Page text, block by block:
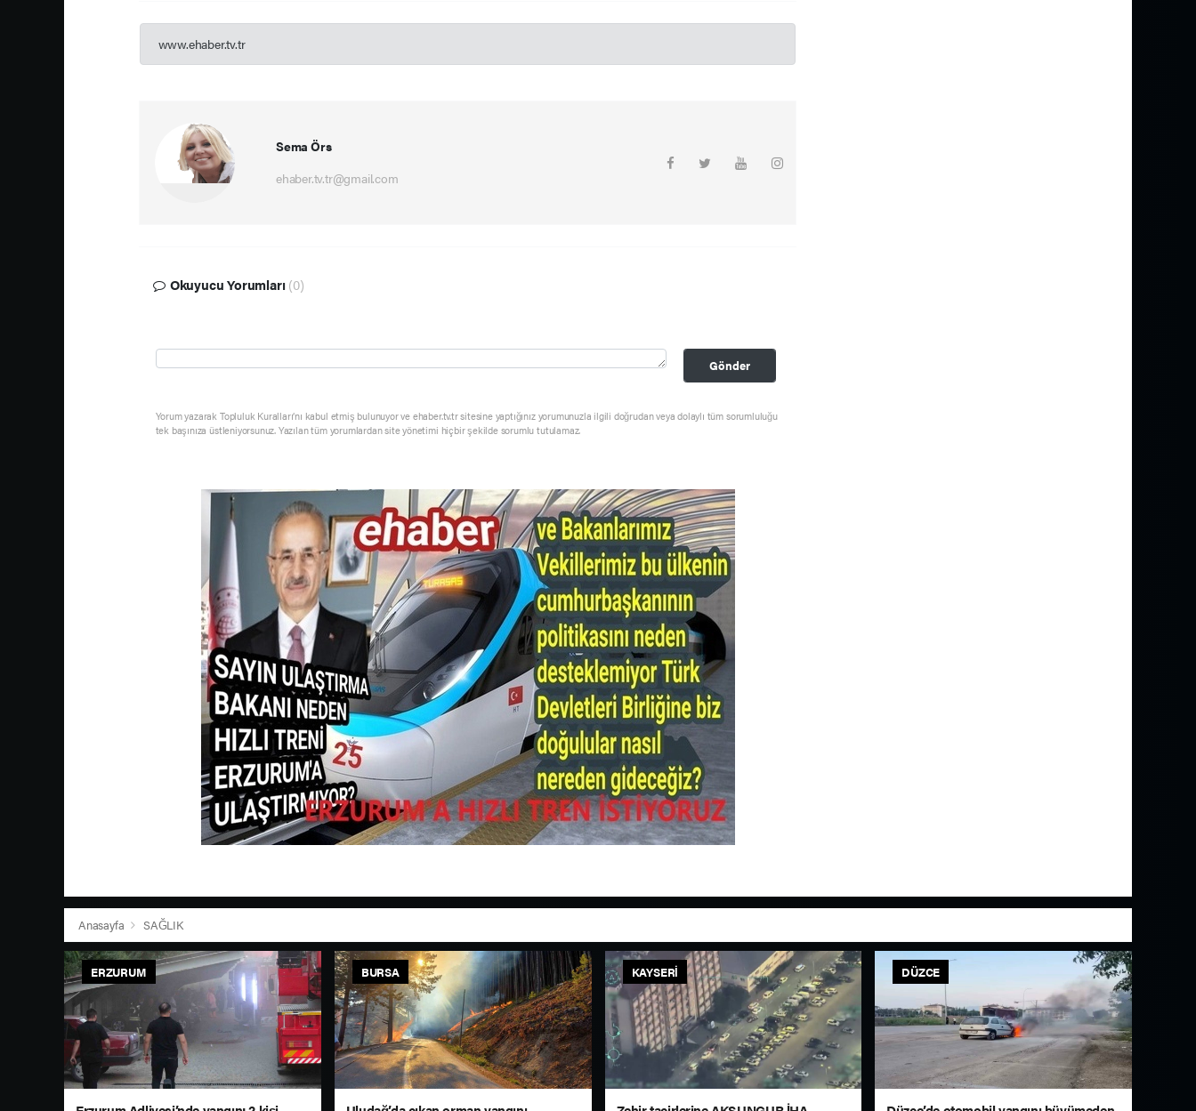
www.ehaber.tv.tr
Sema Örs
ehaber.tv.tr@gmail.com
Okuyucu Yorumları (0)
Gönder
Yorum yazarak Topluluk Kuralları’nı kabul etmiş bulunuyor ve ehaber.tv.tr sitesine yaptığınız yorumunuzla ilgili doğrudan veya dolaylı tüm sorumluluğu
tek başınıza üstleniyorsunuz. Yazılan tüm yorumlardan site yönetimi hiçbir şekilde sorumlu tutulamaz.
Anasayfa SAĞLIK
ERZURUM BURSA KAYSERI DÜZCE